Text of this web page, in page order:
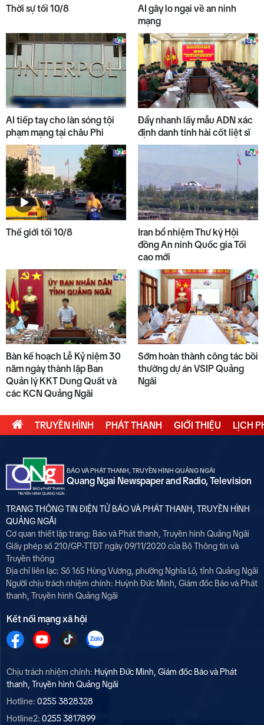
8
Thời sự trưa 10/8
9
45 giây 1 chạm ngày 10/8
10
10/8
Thời sự tối 10/8
AI gây lo ngại về an ninh
mạng
AI tiếp tay cho làn sóng tội
phạm mạng tại châu Phi
Đẩy nhanh lấy mẫu ADN xác
định danh tính hài cốt liệt sĩ
Thế giới tối 10/8
Iran bổ nhiệm Thư ký Hội
đồng An ninh Quốc gia Tối
cao mới
Bàn kế hoạch Lễ Kỷ niệm 30
năm ngày thành lập Ban
Quản lý KKT Dung Quất và
các KCN Quảng Ngãi
Sớm hoàn thành công tác bồi
thường dự án VSIP Quảng
Ngãi
TRUYỀN HÌNH PHÁT THANH GIỚI THIỆU LỊCH
BÁO VÀ PHÁT THANH, TRUYỀN HÌNH QUẢNG NGÃI
Quang Ngai Newspaper and Radio, Television
TRANG THÔNG TIN ĐIỆN TỬ BÁO VÀ PHÁT THANH, TRUYỀN HÌNH
QUẢNG NGÃI
Cơ quan thiết lập trang: Báo và Phát thanh, Truyền hình Quảng Ngãi
Giấy phép số 210/GP-TTĐT ngày 09/11/2020 của Bộ Thông tin và
Truyền thông
Địa chỉ liên lạc: Số 165 Hùng Vương, phường Nghĩa Lộ, tỉnh Quảng Ngãi
Người chịu trách nhiệm chính: Huỳnh Đức Minh, Giám đốc Báo và Phát
thanh, Truyền hình Quảng Ngãi
Kết nối mạng xã hội
Chịu trách nhiệm chính: Huỳnh Đức Minh, Giám đốc Báo và Phát
thanh, Truyền hình Quảng Ngãi
Hotline: 0255 3828328
Hotline2: 0255 3817899